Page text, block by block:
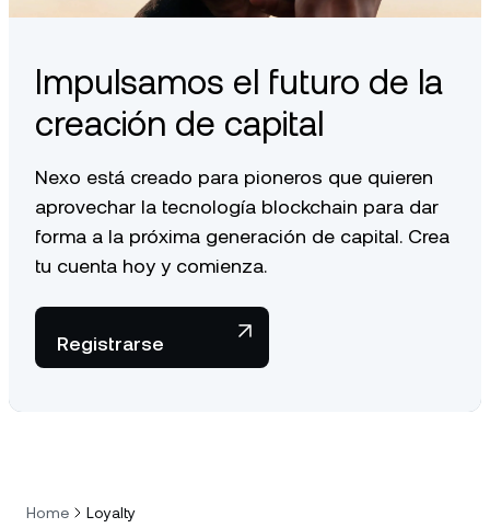
Impulsamos el futuro de la
creación de capital
Nexo está creado para pioneros que quieren
aprovechar la tecnología blockchain para dar
forma a la próxima generación de capital. Crea
tu cuenta hoy y comienza.
Registrarse
Home Loyalty